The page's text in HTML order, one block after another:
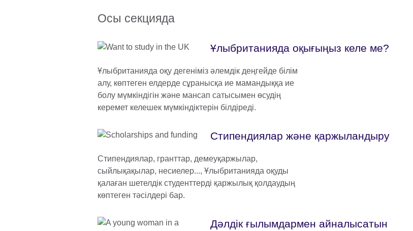
Осы секцияда
Ұлыбританияда оқығыңыз келе ме?
Ұлыбританияда оқу дегеніміз әлемдік деңгейде білім
алу, көптеген елдерде сұранысқа ие мамандыққа ие
болу мүмкіндігін және мансап сатысымен өсудің
керемет келешек мүмкіндіктерін білдіреді.
Стипендиялар және қаржыландыру
Стипендиялар, гранттар, демеуқаржылар,
сыйлықақылар, несиелер..., Ұлыбританияда оқуды
қалаған шетелдік студенттерді қаржылық қолдаудың
көптеген тәсілдері бар.
Дәлдік ғылымдармен айналысатын